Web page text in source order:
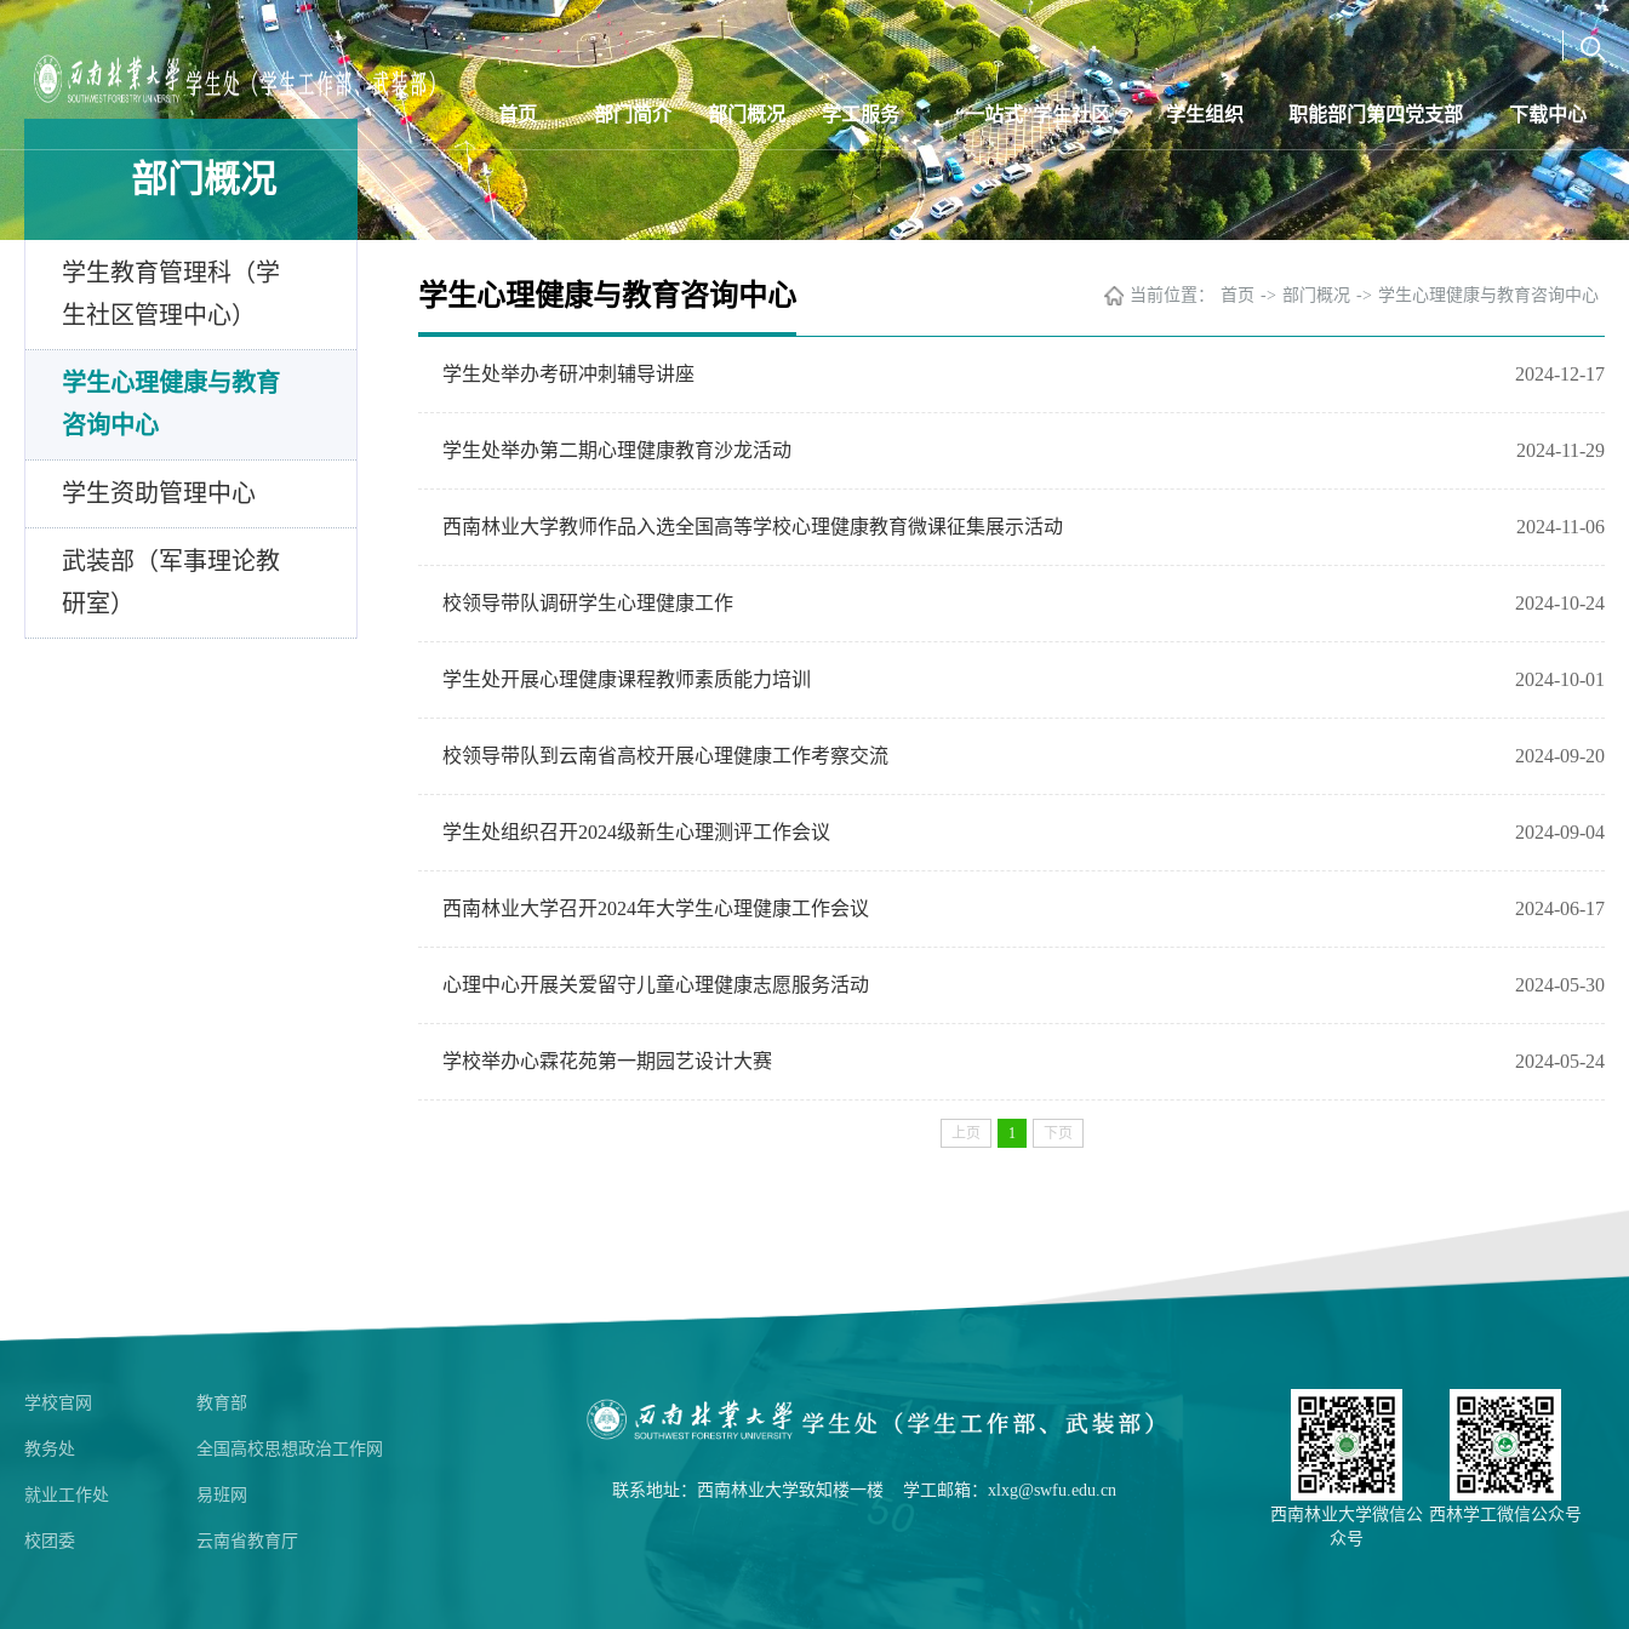
首页 部门简介 部门概况 学工服务 “一站式”学生社区 学生组织 职能部门第四党支部 下载中心
部门概况
学生教育管理科（学
生社区管理中心）
学生心理健康与教育
咨询中心
学生资助管理中心
武装部（军事理论教
研室）
学生心理健康与教育咨询中心 当前位置： 首页 -> 部门概况 -> 学生心理健康与教育咨询中心
2024-12-17
学生处举办考研冲刺辅导讲座
2024-11-29
学生处举办第二期心理健康教育沙龙活动
2024-11-06
西南林业大学教师作品入选全国高等学校心理健康教育微课征集展示活动
2024-10-24
校领导带队调研学生心理健康工作
2024-10-01
学生处开展心理健康课程教师素质能力培训
2024-09-20
校领导带队到云南省高校开展心理健康工作考察交流
2024-09-04
学生处组织召开2024级新生心理测评工作会议
2024-06-17
西南林业大学召开2024年大学生心理健康工作会议
2024-05-30
心理中心开展关爱留守儿童心理健康志愿服务活动
2024-05-24
学校举办心霖花苑第一期园艺设计大赛
上页 1 下页
学校官网
教务处
就业工作处
校团委
教育部
全国高校思想政治工作网
易班网
云南省教育厅
联系地址：西南林业大学致知楼一楼 学工邮箱：xlxg@swfu.edu.cn
西南林业大学微信公
众号
西林学工微信公众号